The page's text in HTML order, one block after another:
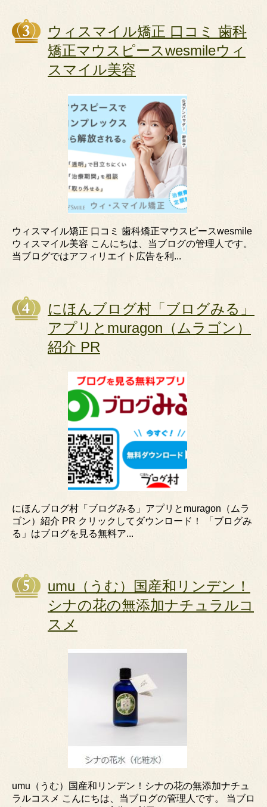
ウィスマイル矯正 口コミ 歯科
矯正マウスピースwesmileウィ
スマイル美容
ウィスマイル矯正 口コミ 歯科矯正マウスピースwesmile
ウィスマイル美容 こんにちは、当ブログの管理人です。
当ブログではアフィリエイト広告を利...
にほんブログ村「ブログみる」
アプリとmuragon（ムラゴン）
紹介 PR
にほんブログ村「ブログみる」アプリとmuragon（ムラ
ゴン）紹介 PR クリックしてダウンロード！ 「ブログみ
る」はブログを見る無料ア...
umu（うむ）国産和リンデン！
シナの花の無添加ナチュラルコ
スメ
umu（うむ）国産和リンデン！シナの花の無添加ナチュ
ラルコスメ こんにちは、当ブログの管理人です。 当ブロ